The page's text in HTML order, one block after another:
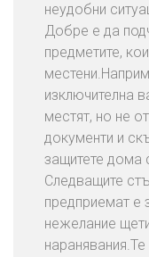
неудобни
Добре е да
предметите,
изключителна
местят, но не
документи и
защитете дома
Следващите
предприемат е
нежелание